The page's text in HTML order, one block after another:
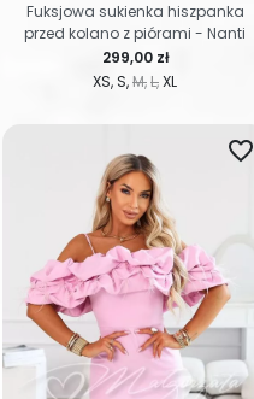
XS S M L XL
Cena
299,00 zł
Fuksjowa sukienka hiszpanka
przed kolano z piórami - Nanti
favorite_border